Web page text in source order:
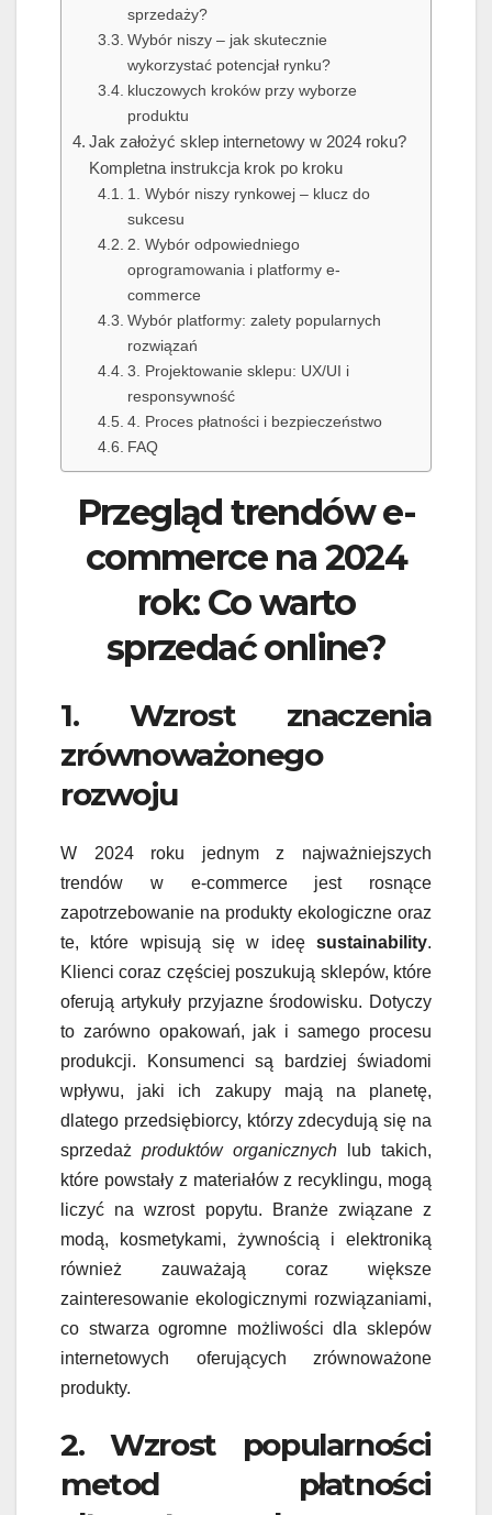
sprzedaży?
Wybór niszy – jak skutecznie
wykorzystać potencjał rynku?
kluczowych kroków przy wyborze
produktu
Jak założyć sklep internetowy w 2024 roku?
Kompletna instrukcja krok po kroku
1. Wybór niszy rynkowej – klucz do
sukcesu
2. Wybór odpowiedniego
oprogramowania i platformy e-
commerce
Wybór platformy: zalety popularnych
rozwiązań
3. Projektowanie sklepu: UX/UI i
responsywność
4. Proces płatności i bezpieczeństwo
FAQ
Przegląd trendów e-
commerce na 2024
rok: Co warto
sprzedać online?
1. Wzrost znaczenia
zrównoważonego
rozwoju
W 2024 roku jednym z najważniejszych
trendów w e-commerce jest rosnące
zapotrzebowanie na produkty ekologiczne oraz
te, które wpisują się w ideę sustainability.
Klienci coraz częściej poszukują sklepów, które
oferują artykuły przyjazne środowisku. Dotyczy
to zarówno opakowań, jak i samego procesu
produkcji. Konsumenci są bardziej świadomi
wpływu, jaki ich zakupy mają na planetę,
dlatego przedsiębiorcy, którzy zdecydują się na
sprzedaż produktów organicznych lub takich,
które powstały z materiałów z recyklingu, mogą
liczyć na wzrost popytu. Branże związane z
modą, kosmetykami, żywnością i elektroniką
również zauważają coraz większe
zainteresowanie ekologicznymi rozwiązaniami,
co stwarza ogromne możliwości dla sklepów
internetowych oferujących zrównoważone
produkty.
2. Wzrost popularności
metod płatności